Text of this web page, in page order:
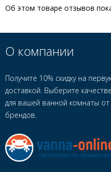
Об этом товаре отзывов
О компании
Получите 10% скидку на
доставкой. Выберите
для вашей ванной комнаты
брендов.